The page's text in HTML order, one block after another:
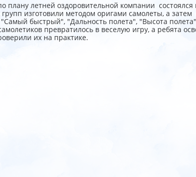
плану летней оздоровительной компании состоялся
изготовили методом оригами самолеты, а затем
быстрый", "Дальность полета", "Высота
превратилось в веселую игру, а ребята
их на практике.